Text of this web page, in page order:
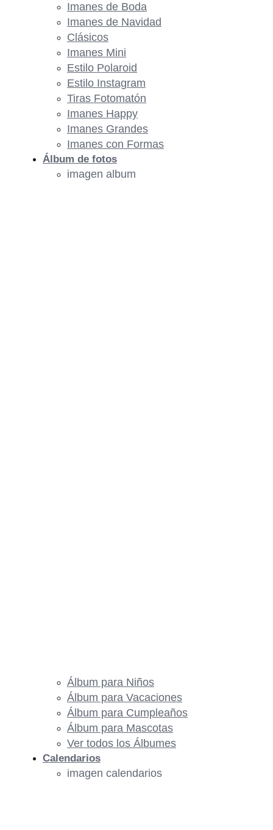
Imanes de Boda
Imanes de Navidad
Clásicos
Imanes Mini
Estilo Polaroid
Estilo Instagram
Tiras Fotomatón
Imanes Happy
Imanes Grandes
Imanes con Formas
Álbum de fotos
imagen album
Álbum para Niños
Álbum para Vacaciones
Álbum para Cumpleaños
Álbum para Mascotas
Ver todos los Álbumes
Calendarios
imagen calendarios